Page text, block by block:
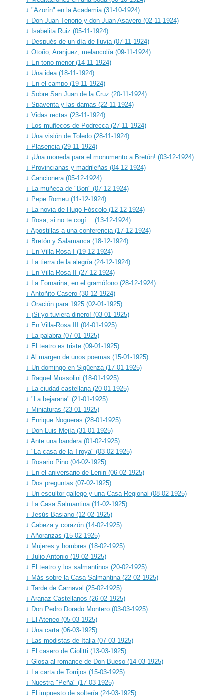
↓ "Azorín" en la Academia (31-10-1924)
↓ Don Juan Tenorio y don Juan Asavero (02-11-1924)
↓ Isabelita Ruiz (05-11-1924)
↓ Después de un día de lluvia (07-11-1924)
↓ Otoño, Aranjuez, melancolía (09-11-1924)
↓ En tono menor (14-11-1924)
↓ Una idea (18-11-1924)
↓ En el campo (19-11-1924)
↓ Sobre San Juan de la Cruz (20-11-1924)
↓ Spaventa y las damas (22-11-1924)
↓ Vidas rectas (23-11-1924)
↓ Los muñecos de Podrecca (27-11-1924)
↓ Una visión de Toledo (28-11-1924)
↓ Plasencia (29-11-1924)
↓ ¡Una moneda para el monumento a Bretón! (03-12-1924)
↓ Provincianas y madrileñas (04-12-1924)
↓ Cancionera (05-12-1924)
↓ La muñeca de "Bon" (07-12-1924)
↓ Pepe Romeu (11-12-1924)
↓ La novia de Hugo Fóscolo (12-12-1924)
↓ Rosa, si no te cogí… (13-12-1924)
↓ Apostillas a una conferencia (17-12-1924)
↓ Bretón y Salamanca (18-12-1924)
↓ En Villa-Rosa I (19-12-1924)
↓ La tierra de la alegría (24-12-1924)
↓ En Villa-Rosa II (27-12-1924)
↓ La Fornarina, en el gramófono (28-12-1924)
↓ Antoñito Casero (30-12-1924)
↓ Oración para 1925 (02-01-1925)
↓ ¡Si yo tuviera dinero! (03-01-1925)
↓ En Villa-Rosa III (04-01-1925)
↓ La palabra (07-01-1925)
↓ El teatro es triste (09-01-1925)
↓ Al margen de unos poemas (15-01-1925)
↓ Un domingo en Sigüenza (17-01-1925)
↓ Raquel Mussolini (18-01-1925)
↓ La ciudad castellana (20-01-1925)
↓ "La bejarana" (21-01-1925)
↓ Miniaturas (23-01-1925)
↓ Enrique Nogueras (28-01-1925)
↓ Don Luis Mejía (31-01-1925)
↓ Ante una bandera (01-02-1925)
↓ "La casa de la Troya" (03-02-1925)
↓ Rosario Pino (04-02-1925)
↓ En el aniversario de Lenin (06-02-1925)
↓ Dos preguntas (07-02-1925)
↓ Un escultor gallego y una Casa Regional (08-02-1925)
↓ La Casa Salmantina (11-02-1925)
↓ Jesús Basiano (12-02-1925)
↓ Cabeza y corazón (14-02-1925)
↓ Añoranzas (15-02-1925)
↓ Mujeres y hombres (18-02-1925)
↓ Julio Antonio (19-02-1925)
↓ El teatro y los salmantinos (20-02-1925)
↓ Más sobre la Casa Salmantina (22-02-1925)
↓ Tarde de Carnaval (25-02-1925)
↓ Aranaz Castellanos (26-02-1925)
↓ Don Pedro Dorado Montero (03-03-1925)
↓ El Ateneo (05-03-1925)
↓ Una carta (06-03-1925)
↓ Las modistas de Italia (07-03-1925)
↓ El casero de Giolitti (13-03-1925)
↓ Glosa al romance de Don Bueso (14-03-1925)
↓ La carta de Torrijos (15-03-1925)
↓ Nuestra "Peña" (17-03-1925)
↓ El impuesto de soltería (24-03-1925)